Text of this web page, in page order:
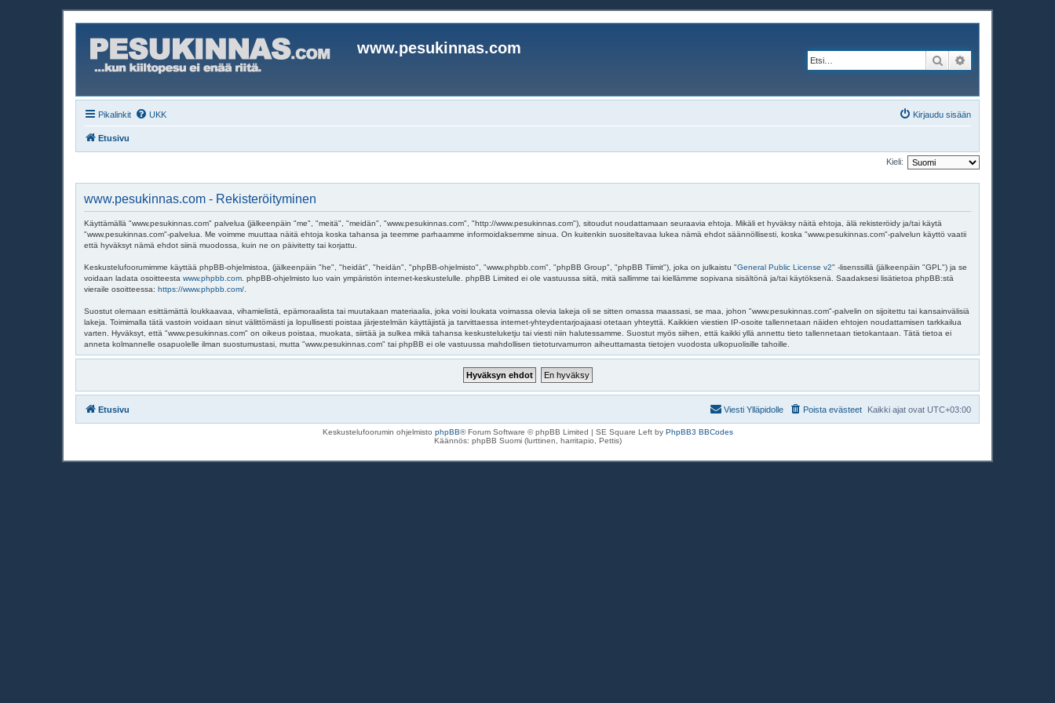
www.pesukinnas.com
Etsi
Pikalinkit UKK Kirjaudu sisään
Etusivu
Kieli:
www.pesukinnas.com - Rekisteröityminen
Käyttämällä "www.pesukinnas.com" palvelua (jälkeenpäin "me", "meitä", "meidän", "www.pesukinnas.com", "http://www.pesukinnas.com"), sitoudut noudattamaan seuraavia ehtoja. Mikäli et hyväksy näitä ehtoja, älä rekisteröidy ja/tai käytä
"www.pesukinnas.com"-palvelua. Me voimme muuttaa näitä ehtoja koska tahansa ja teemme parhaamme informoidaksemme sinua. On kuitenkin suositeltavaa lukea nämä ehdot säännöllisesti, koska "www.pesukinnas.com"-palvelun käyttö vaatii
että hyväksyt nämä ehdot siinä muodossa, kuin ne on päivitetty tai korjattu.
Keskustelufoorumimme käyttää phpBB-ohjelmistoa, (jälkeenpäin "he", "heidät", "heidän", "phpBB-ohjelmisto", "www.phpbb.com", "phpBB Group", "phpBB Tiimit"), joka on julkaistu "General Public License v2" -lisenssillä (jälkeenpäin "GPL") ja se
voidaan ladata osoitteesta www.phpbb.com . phpBB-ohjelmisto luo vain ympäristön internet-keskustelulle. phpBB Limited ei ole vastuussa siitä, mitä sallimme tai kiellämme sopivana sisältönä ja/tai käytöksenä. Saadaksesi lisätietoa phpBB:stä
vieraile osoitteessa: https://www.phpbb.com/
Suostut olemaan esittämättä loukkaavaa, vihamielistä, epämoraalista tai muutakaan materiaalia, joka voisi loukata voimassa olevia lakeja oli se sitten omassa maassasi, se maa, johon "www.pesukinnas.com"-palvelin on sijoitettu tai kansainvälisiä
lakeja. Toimimalla tätä vastoin voidaan sinut välittömästi ja lopullisesti poistaa järjestelmän käyttäjistä ja tarvittaessa internet-yhteydentarjoajaasi otetaan yhteyttä. Kaikkien viestien IP-osoite tallennetaan näiden ehtojen noudattamisen tarkkailua
varten. Hyväksyt, että "www.pesukinnas.com" on oikeus poistaa, muokata, siirtää ja sulkea mikä tahansa keskusteluketju tai viesti niin halutessamme. Suostut myös siihen, että kaikki yllä annettu tieto tallennetaan tietokantaan. Tätä tietoa ei
anneta kolmannelle osapuolelle ilman suostumustasi, mutta "www.pesukinnas.com" tai phpBB ei ole vastuussa mahdollisen tietoturvamurron aiheuttamasta tietojen vuodosta ulkopuolisille tahoille.
Etusivu Kaikki ajat ovat UTC+03:00
Poista evästeet
Viesti Ylläpidolle
Keskustelufoorumin ohjelmisto phpBB® Forum Software © phpBB Limited | SE Square Left by PhpBB3 BBCodes
Käännös: phpBB Suomi (lurttinen, harritapio, Pettis)